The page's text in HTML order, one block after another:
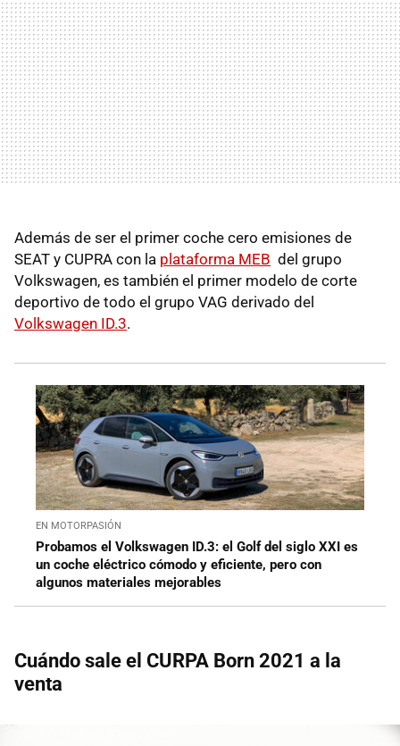
Además de ser el primer coche cero emisiones de
SEAT y CUPRA con la plataforma MEB del grupo
Volkswagen, es también el primer modelo de corte
deportivo de todo el grupo VAG derivado del
Volkswagen ID.3.
EN MOTORPASIÓN
Probamos el Volkswagen ID.3: el Golf del siglo XXI es
un coche eléctrico cómodo y eficiente, pero con
algunos materiales mejorables
Cuándo sale el CURPA Born 2021 a la
venta